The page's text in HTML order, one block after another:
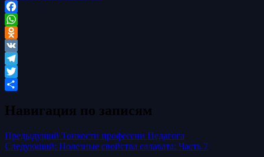
Facebook
WhatsApp
Odnoklassniki
VK
Telegram
Twitter
Навигация по записям
Предыдущий Тонкости профессии Педагога
Следующий: Полезные свойства салавата: Часть 7